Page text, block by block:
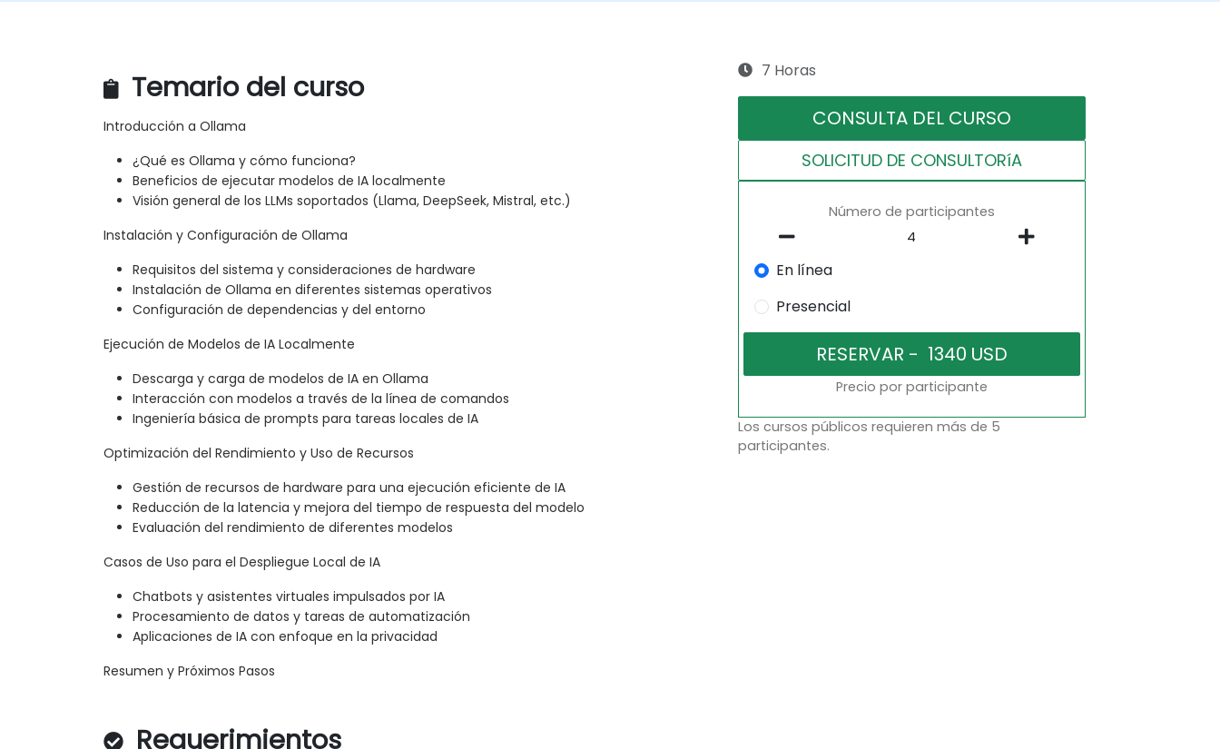
Temario del curso
Introducción a Ollama
¿Qué es Ollama y cómo funciona?
Beneficios de ejecutar modelos de IA localmente
Visión general de los LLMs soportados (Llama, DeepSeek, Mistral, etc.)
Instalación y Configuración de Ollama
Requisitos del sistema y consideraciones de hardware
Instalación de Ollama en diferentes sistemas operativos
Configuración de dependencias y del entorno
Ejecución de Modelos de IA Localmente
Descarga y carga de modelos de IA en Ollama
Interacción con modelos a través de la línea de comandos
Ingeniería básica de prompts para tareas locales de IA
Optimización del Rendimiento y Uso de Recursos
Gestión de recursos de hardware para una ejecución eficiente de IA
Reducción de la latencia y mejora del tiempo de respuesta del modelo
Evaluación del rendimiento de diferentes modelos
Casos de Uso para el Despliegue Local de IA
Chatbots y asistentes virtuales impulsados por IA
Procesamiento de datos y tareas de automatización
Aplicaciones de IA con enfoque en la privacidad
Resumen y Próximos Pasos
Requerimientos
7 Horas
CONSULTA DEL CURSO
SOLICITUD DE CONSULTORíA
Número de participantes
En línea
Presencial
Precio por participante
Los cursos públicos requieren más de 5
participantes.